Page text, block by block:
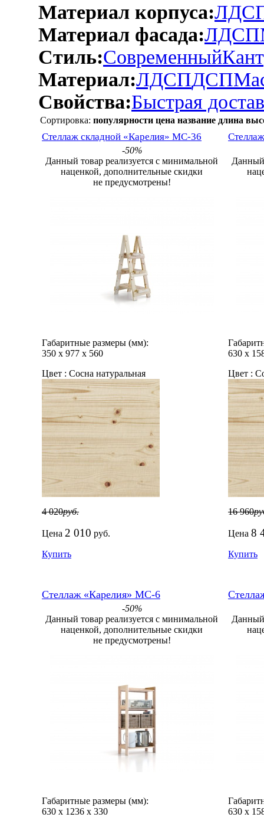
Материал корпуса:
Материал фасада:ЛДСП
Стиль:Современный
Материал:ЛДСПДСП
Свойства:Быстрая
Сортировка: популярности цена название длина
Стеллаж складной «Карелия» МС-36
-50%
Данный товар реализуется с минимальной
наценкой, дополнительные скидки
не предусмотрены!
Габаритные размеры (мм):
350 х 977 х 560
Цвет : Сосна натуральная
4 020руб.
Цена 2 010 руб.
Купить
Данный
630 х
Цвет :
16 960
Цена 8
Купить
Стеллаж «Карелия» МС-6
-50%
Данный товар реализуется с минимальной
наценкой, дополнительные скидки
не предусмотрены!
Габаритные размеры (мм):
630 х 1236 х 330
Данный
630 х